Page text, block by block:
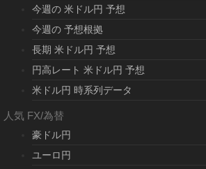
今週の 米ドル円 予想
今週の 予想根拠
長期 米ドル円 予想
円高レート 米ドル円 予想
米ドル円 時系列データ
人気 FX/為替
豪ドル円
ユーロ円